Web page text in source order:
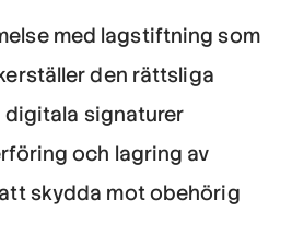
med lagstiftning som
den rättsliga
signaturer
och lagring av
skydda mot obehörig